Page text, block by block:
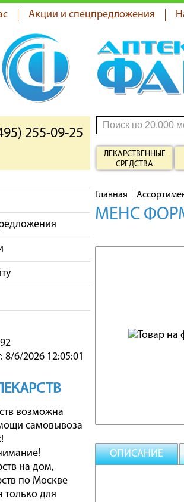
Акции и спецпредложения
255-09-25
ЛЕКАРСТВЕННЫЕ
СРЕДСТВА
6/2026 12:05:01
возможна
самовывоза
на дом,
по Москве
только для
Главная
МЕНС
ОПИСАНИЕ